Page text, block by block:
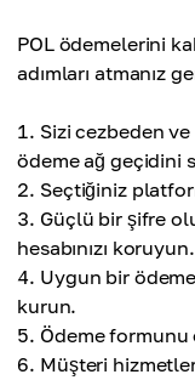
POL ödemelerini
adımları atmanız
Sizi cezbeden
ödeme ağ geçidini
Seçtiğiniz
Güçlü bir şifre
hesabınızı koruyun.
Uygun bir
kurun.
Ödeme
Müşteri